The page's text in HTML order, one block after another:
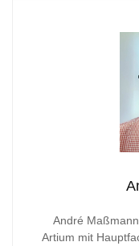
André
Artium mit